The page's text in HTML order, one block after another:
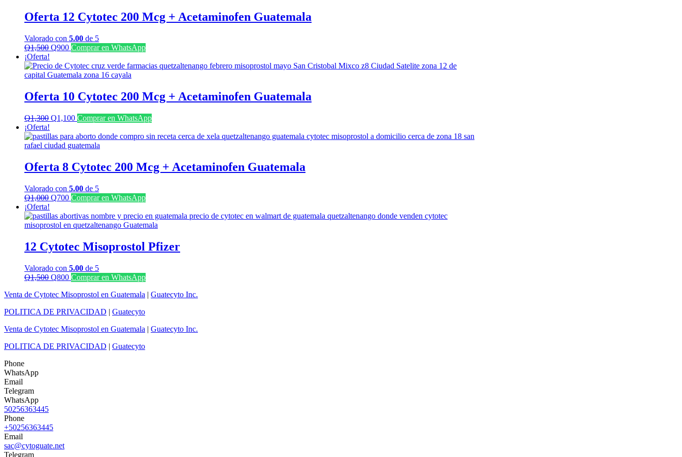
Oferta 12 Cytotec 200 Mcg + Acetaminofen Guatemala
Valorado con 5.00 de 5
Q1,500 El
original
era:
Q900El
actual
es:
Comprar en WhatsApp
¡Oferta!
Oferta 10 Cytotec 200 Mcg + Acetaminofen Guatemala
Q1,300 El
original
era:
Q1,100El
actual
es:
Comprar en WhatsApp
¡Oferta!
Oferta 8 Cytotec 200 Mcg + Acetaminofen Guatemala
Valorado con 5.00 de 5
Q1,000 El
original
era:
Q700El
actual
es:
Comprar en WhatsApp
¡Oferta!
12 Cytotec Misoprostol Pfizer
Valorado con 5.00 de 5
Q1,500 El
original
Q1,500.
Q800El
actual
Q800.
Comprar en WhatsApp
Venta de Cytotec Misoprostol en Guatemala | Guatecyto Inc.
POLITICA DE PRIVACIDAD | Guatecyto
Venta de Cytotec Misoprostol en Guatemala | Guatecyto Inc.
POLITICA DE PRIVACIDAD | Guatecyto
Phone
WhatsApp
Email
Telegram
WhatsApp
50256363445
Phone
+50256363445
Email
sac@cytoguate.net
Telegram